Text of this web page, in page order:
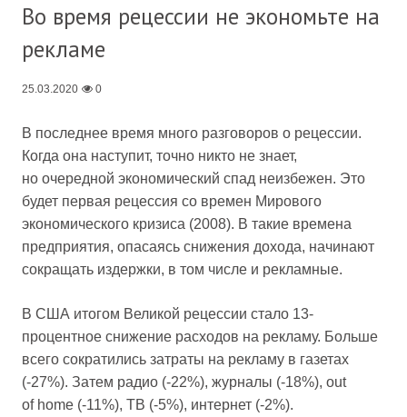
Во время рецессии не экономьте на
рекламе
25.03.2020 0
В последнее время много разговоров о рецессии.
Когда она наступит, точно никто не знает,
но очередной экономический спад неизбежен. Это
будет первая рецессия со времен Мирового
экономического кризиса (2008). В такие времена
предприятия, опасаясь снижения дохода, начинают
сокращать издержки, в том числе и рекламные.
В США итогом Великой рецессии стало 13-
процентное снижение расходов на рекламу. Больше
всего сократились затраты на рекламу в газетах
(-27%). Затем радио (-22%), журналы (-18%), out
of home (-11%), ТВ (-5%), интернет (-2%).